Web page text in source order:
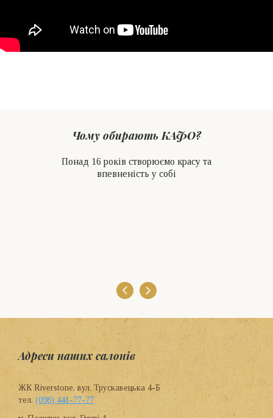
Чому обирають КАФО?
Понад 16 років створюємо красу та
впевненість у собі
Адреси наших салонів
ЖК Riverstone, вул. Трускавецька 4-Б
тел. (098) 441-77-77